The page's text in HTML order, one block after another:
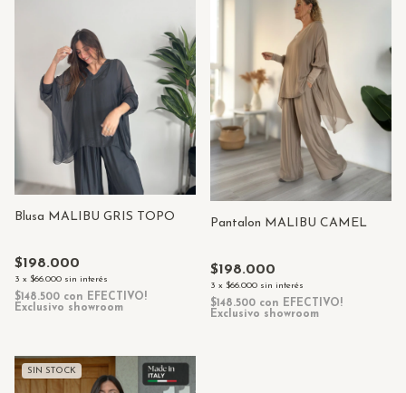
Blusa MALIBU GRIS TOPO
$198.000
3 x $66.000 sin interés
$148.500 con EFECTIVO!
Exclusivo showroom
Pantalon MALIBU CAMEL
$198.000
3 x $66.000 sin interés
$148.500 con EFECTIVO!
Exclusivo showroom
SIN STOCK